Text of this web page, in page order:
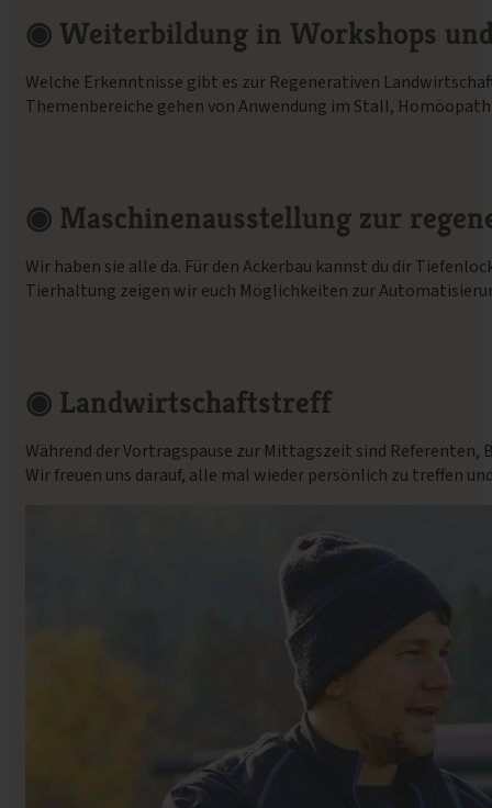
◉ Weiterbildung in Workshops
Welche Erkenntnisse gibt es zur Regenerativen
Themenbereiche gehen von Anwendung im Stall,
◉ Maschinenausstellung zur
Wir haben sie alle da. Für den Ackerbau kannst du dir
Tierhaltung zeigen wir euch Möglichkeiten zur
◉ Landwirtschaftstreff
Während der Vortragspause zur Mittagszeit sind
Wir freuen uns darauf, alle mal wieder persönlich zu treffen